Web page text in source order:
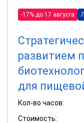
-17% до 17 августа
развитием
для
Кол-во часов:
Стоимость: